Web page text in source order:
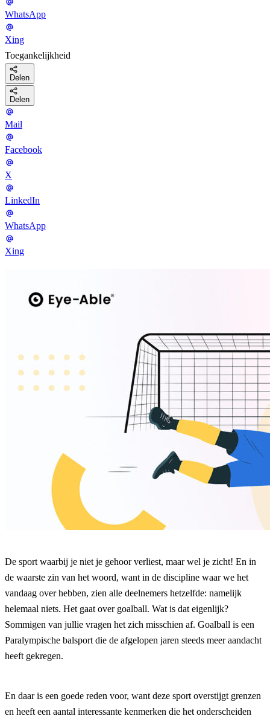
WhatsApp
Xing
Toegankelijkheid
Delen
Delen
Mail
Facebook
X
LinkedIn
WhatsApp
Xing
De sport waarbij je niet je gehoor verliest, maar wel je zicht! En in
de waarste zin van het woord, want in de discipline waar we het
vandaag over hebben, zien alle deelnemers hetzelfde: namelijk
helemaal niets. Het gaat over goalball. Wat is dat eigenlijk?
Sommigen van jullie vragen het zich misschien af. Goalball is een
Paralympische balsport die de afgelopen jaren steeds meer aandacht
heeft gekregen.
En daar is een goede reden voor, want deze sport overstijgt grenzen
en heeft een aantal interessante kenmerken die het onderscheiden